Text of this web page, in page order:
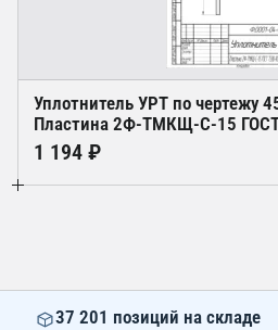
Уплотнитель УРТ по чертежу
Пластина 2Ф-ТМКЩ-С-15
1 194 ₽
37 201 позиций на складе